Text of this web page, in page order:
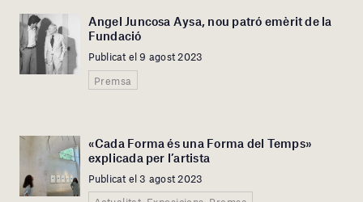
Angel Juncosa Aysa, nou patró emèrit de la
Fundació
Publicat el 9 agost 2023
Premsa
«Cada Forma és una Forma del Temps»
explicada per l’artista
Publicat el 3 agost 2023